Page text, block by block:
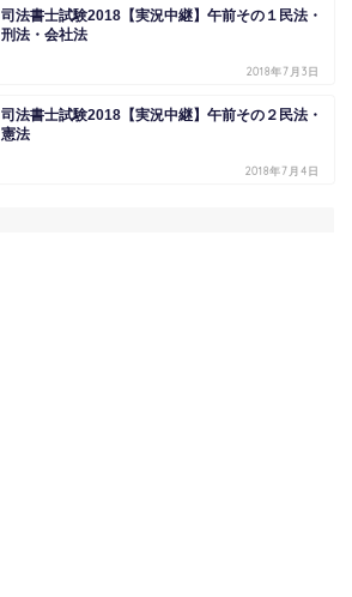
司法書士試験2018【実況中継】午前その１民法・
刑法・会社法
2018年7月3日
司法書士試験2018【実況中継】午前その２民法・
憲法
2018年7月4日